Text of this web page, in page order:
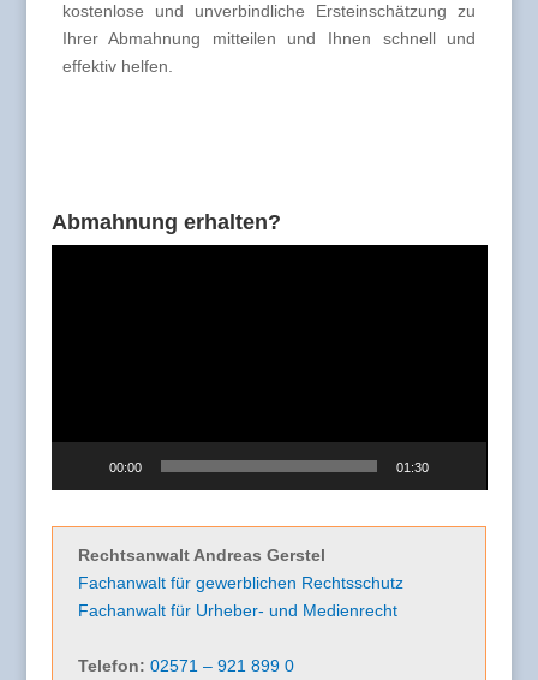
kostenlose und unverbindliche Ersteinschätzung zu
Ihrer Abmahnung mitteilen und Ihnen schnell und
effektiv helfen.
Abmahnung erhalten?
00:00 01:30
Rechtsanwalt Andreas Gerstel
Fachanwalt für gewerblichen Rechtsschutz
Fachanwalt für Urheber- und Medienrecht
Telefon: 02571 – 921 899 0